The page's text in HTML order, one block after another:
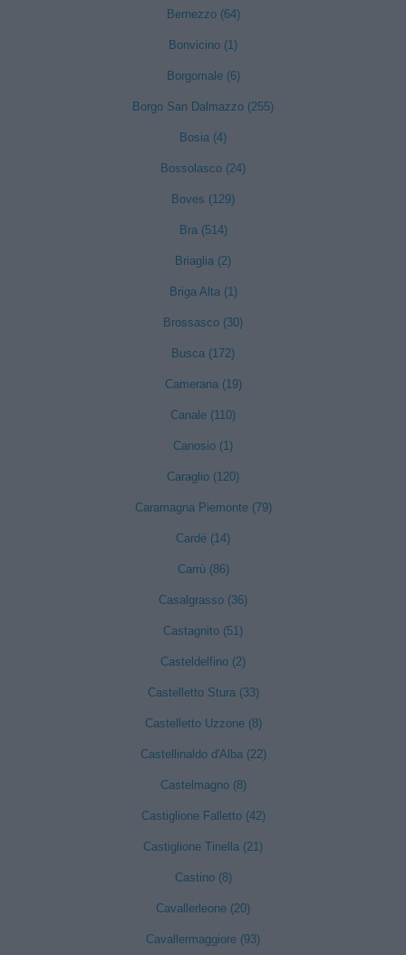
Bernezzo (64)
Bonvicino (1)
Borgomale (6)
Borgo San Dalmazzo (255)
Bosia (4)
Bossolasco (24)
Boves (129)
Bra (514)
Briaglia (2)
Briga Alta (1)
Brossasco (30)
Busca (172)
Camerana (19)
Canale (110)
Canosio (1)
Caraglio (120)
Caramagna Piemonte (79)
Cardè (14)
Carrù (86)
Casalgrasso (36)
Castagnito (51)
Casteldelfino (2)
Castelletto Stura (33)
Castelletto Uzzone (8)
Castellinaldo d'Alba (22)
Castelmagno (8)
Castiglione Falletto (42)
Castiglione Tinella (21)
Castino (8)
Cavallerleone (20)
Cavallermaggiore (93)